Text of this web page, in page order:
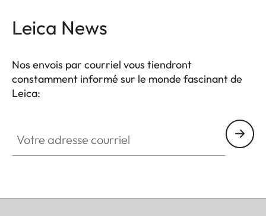
Leica News
Nos envois par courriel vous tiendront
constamment informé sur le monde fascinant de
Leica: